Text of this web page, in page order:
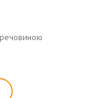
речовиною